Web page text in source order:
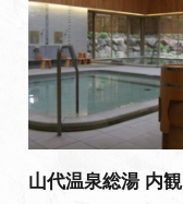
山代温泉総湯 内観